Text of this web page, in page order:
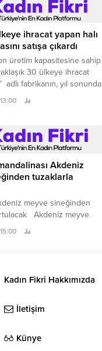
ihracat yapan halı
satışa çıkardı
üretim kapasitesine sahip
30 ülkeye ihracat
adlı fabrikanın, yıl sonunda
yüzde 45’inin ihracat
edilmesi bekleniyor.
Akdeniz
tuzaklarla
Akdeniz meyve
mücadele hız
meşhur Gümüldür
Kadın Fikri Hakkımızda
İletişim
Künye